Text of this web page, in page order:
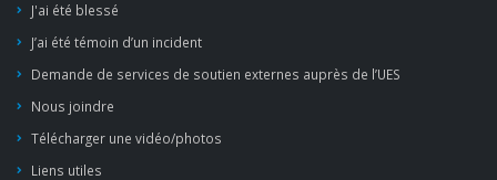
J'ai été blessé
J’ai été témoin d’un incident
Demande de services de soutien externes auprès de l’UES
Nous joindre
Télécharger une vidéo/photos
Liens utiles